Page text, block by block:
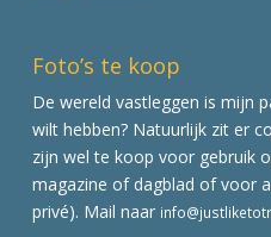
Foto’s te koop
De wereld vastleggen is mijn
wilt hebben? Natuurlijk zit er
zijn wel te koop voor gebruik
magazine of dagblad of voor
privé). Mail naar